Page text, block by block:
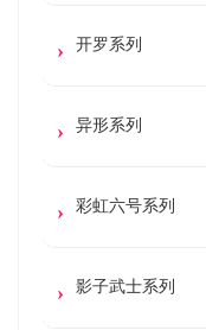
开罗系列
异形系列
彩虹六号系列
影子武士系列